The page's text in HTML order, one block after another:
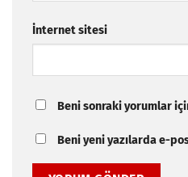
İnternet sitesi
Beni sonraki yorumlar
Beni yeni yazılarda e-